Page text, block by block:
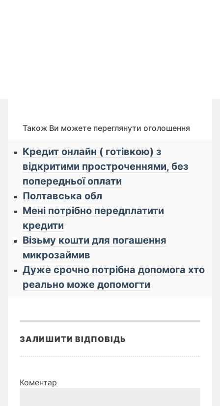
Також Ви можете переглянути оголошення
Кредит онлайн ( готівкою) з
відкритими простроченнями, без
попередньої оплати
Полтавська обл
Мені потрібно передплатити
кредити
Візьму кошти для погашення
микрозаймив
Дуже срочно потрібна допомога хто
реально може допомогти
ЗАЛИШИТИ ВІДПОВІДЬ
Коментар